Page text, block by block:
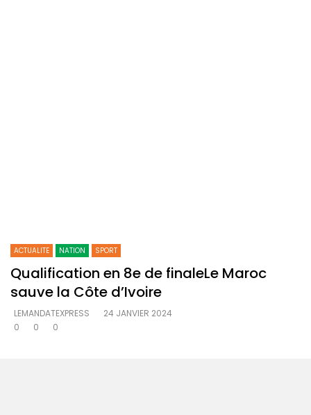
ACTUALITE NATION SPORT
Qualification en 8e de finaleLe Maroc
sauve la Côte d’Ivoire
LEMANDATEXPRESS
24 JANVIER 2024
0
0 0